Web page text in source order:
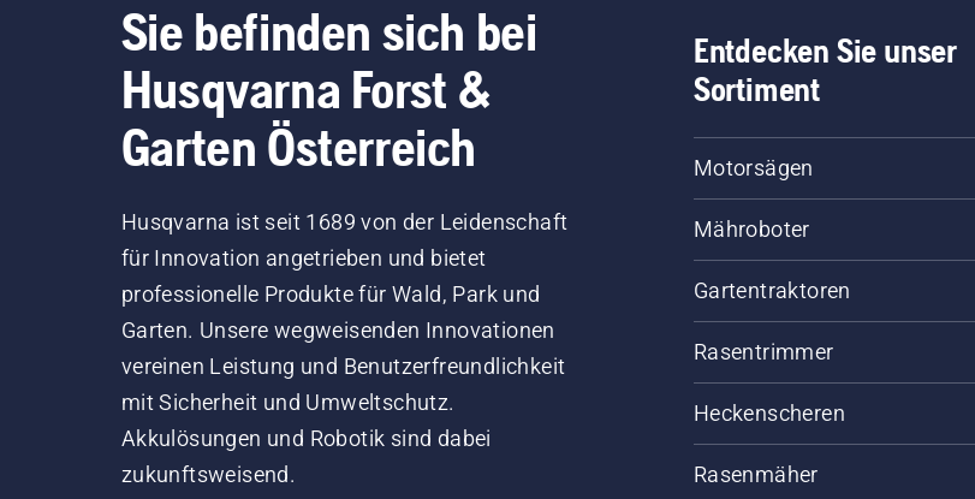
Sie befinden sich bei
Husqvarna Forst &
Garten Österreich
Husqvarna ist seit 1689 von der Leidenschaft
für Innovation angetrieben und bietet
professionelle Produkte für Wald, Park und
Garten. Unsere wegweisenden Innovationen
vereinen Leistung und Benutzerfreundlichkeit
mit Sicherheit und Umweltschutz.
Akkulösungen und Robotik sind dabei
zukunftsweisend.
Entdecken Sie unser
Sortiment
Motorsägen
Mähroboter
Gartentraktoren
Rasentrimmer
Heckenscheren
Rasenmäher